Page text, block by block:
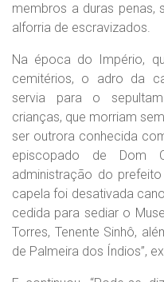
membros a duras penas,
alforria de escravizados.
Na época do Império,
cemitérios, o adro da
servia para o
crianças, que morriam
ser outrora conhecida
episcopado de Dom
administração do
capela foi desativada
cedida para sediar o
Torres, Tenente Sinhô,
de Palmeira dos Índios”,